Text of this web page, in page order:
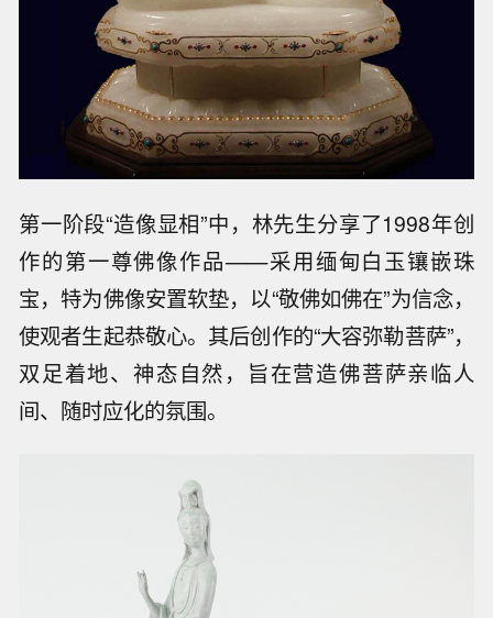
第一阶段“造像显相”中，林先生分享了1998年创
作的第一尊佛像作品——采用缅甸白玉镶嵌珠
宝，特为佛像安置软垫，以“敬佛如佛在”为信念，
使观者生起恭敬心。其后创作的“大容弥勒菩萨”，
双足着地、神态自然，旨在营造佛菩萨亲临人
间、随时应化的氛围。